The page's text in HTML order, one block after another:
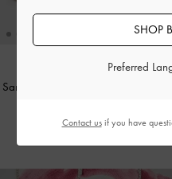
Sandália Slide com Tachas e Fivela
SHOP
Preferred
Contact usif you have